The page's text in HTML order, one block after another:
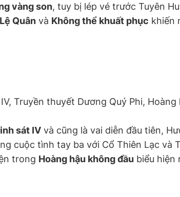
vàng son, tuy bị lép vé trước Tuyên
Quân và Không thể khuất phục khiến
Truyền thuyết Dương Quý Phi,
sát IV và cũng là vai diễn đầu tiên,
cuộc tình tay ba với Cổ Thiên Lạc và
trong Hoàng hậu không đầu biểu hiện